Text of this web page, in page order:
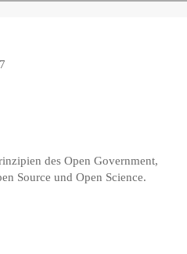
des Open Government,
Source und Open Science.